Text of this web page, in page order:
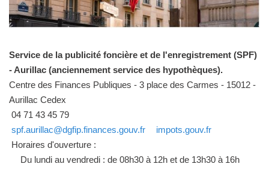
Service de la publicité foncière et de l'enregistrement (SPF)
- Aurillac (anciennement service des hypothèques).
Centre des Finances Publiques - 3 place des Carmes - 15012 -
Aurillac Cedex
04 71 43 45 79
spf.aurillac@dgfip.finances.gouv.fr
impots.gouv.fr
Horaires d'ouverture :
Du lundi au vendredi : de 08h30 à 12h et de 13h30 à 16h